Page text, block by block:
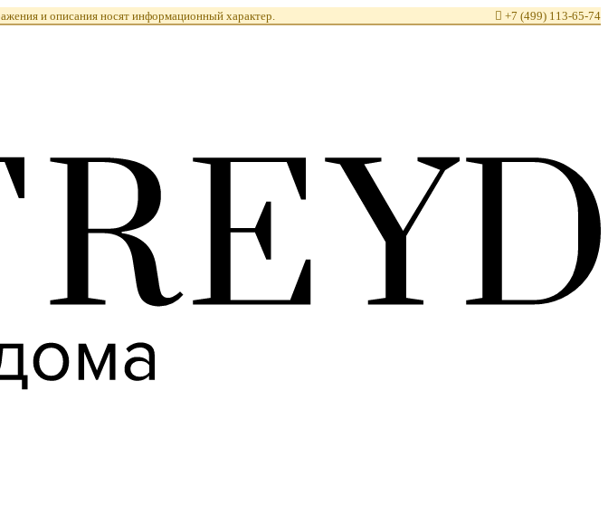
и описания носят информационный характер.  +7 (499) 113-65-74